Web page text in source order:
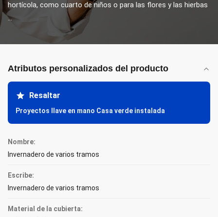
hortícola, como cuarto de niños o para las flores y las hierbas
...
Atributos personalizados del producto
Resaltar
Proyectos llave en mano Casa verde instalada
Nombre:
Invernadero de varios tramos
Escribe:
Invernadero de varios tramos
Material de la cubierta: